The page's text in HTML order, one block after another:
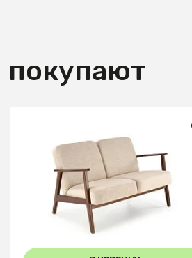
покупают
73 660 ₽
Диван HALMAR MILANO 2S tap.
Castel 15 бежевый/орех